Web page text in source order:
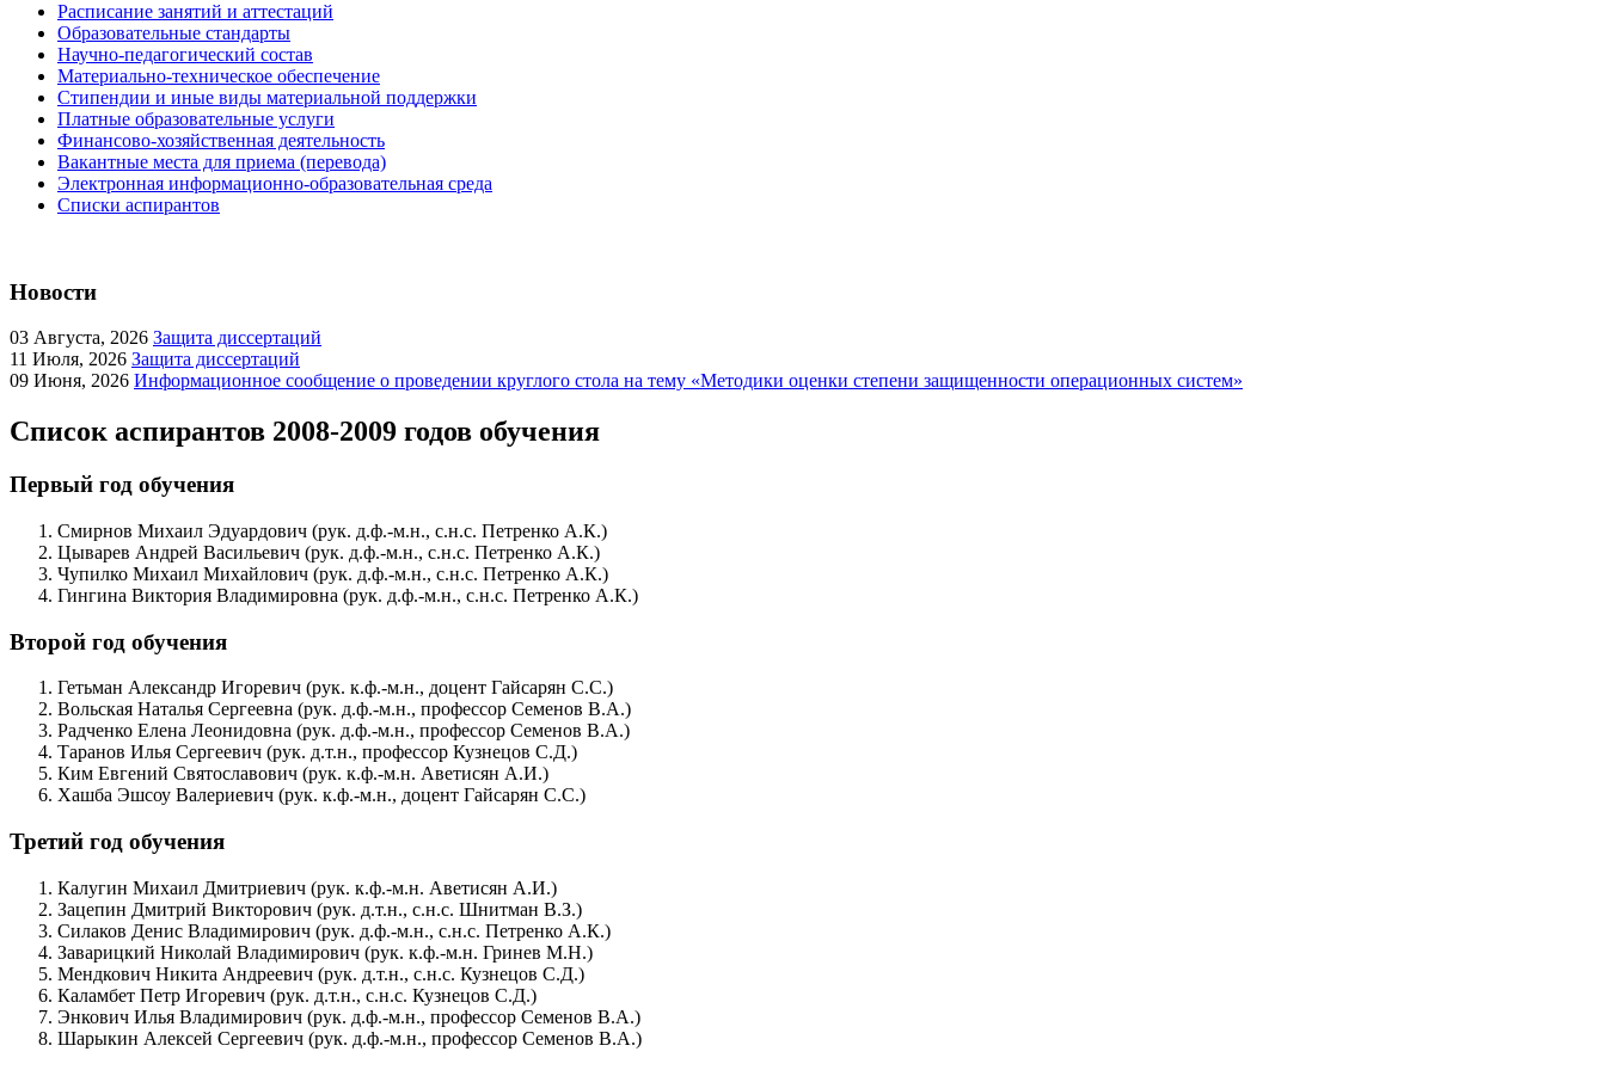
Расписание занятий и аттестаций
Образовательные стандарты
Научно-педагогический состав
Материально-техническое обеспечение
Стипендии и иные виды материальной поддержки
Платные образовательные услуги
Финансово-хозяйственная деятельность
Вакантные места для приема (перевода)
Электронная информационно-образовательная среда
Списки аспирантов
Новости
03 Августа, 2026 Защита диссертаций
11 Июля, 2026 Защита диссертаций
09 Июня, 2026 Информационное сообщение о проведении круглого стола на тему «Методики оценки степени защищенности операционных систем»
Список аспирантов 2008-2009 годов обучения
Первый год обучения
Смирнов Михаил Эдуардович (рук. д.ф.-м.н., с.н.с. Петренко А.К.)
Цыварев Андрей Васильевич (рук. д.ф.-м.н., с.н.с. Петренко А.К.)
Чупилко Михаил Михайлович (рук. д.ф.-м.н., с.н.с. Петренко А.К.)
Гингина Виктория Владимировна (рук. д.ф.-м.н., с.н.с. Петренко А.К.)
Второй год обучения
Гетьман Александр Игоревич (рук. к.ф.-м.н., доцент Гайсарян С.С.)
Вольская Наталья Сергеевна (рук. д.ф.-м.н., профессор Семенов В.А.)
Радченко Елена Леонидовна (рук. д.ф.-м.н., профессор Семенов В.А.)
Таранов Илья Сергеевич (рук. д.т.н., профессор Кузнецов С.Д.)
Ким Евгений Святославович (рук. к.ф.-м.н. Аветисян А.И.)
Хашба Эшсоу Валериевич (рук. к.ф.-м.н., доцент Гайсарян С.С.)
Третий год обучения
Калугин Михаил Дмитриевич (рук. к.ф.-м.н. Аветисян А.И.)
Зацепин Дмитрий Викторович (рук. д.т.н., с.н.с. Шнитман В.З.)
Силаков Денис Владимирович (рук. д.ф.-м.н., с.н.с. Петренко А.К.)
Заварицкий Николай Владимирович (рук. к.ф.-м.н. Гринев М.Н.)
Мендкович Никита Андреевич (рук. д.т.н., с.н.с. Кузнецов С.Д.)
Каламбет Петр Игоревич (рук. д.т.н., с.н.с. Кузнецов С.Д.)
Энкович Илья Владимирович (рук. д.ф.-м.н., профессор Семенов В.А.)
Шарыкин Алексей Сергеевич (рук. д.ф.-м.н., профессор Семенов В.А.)